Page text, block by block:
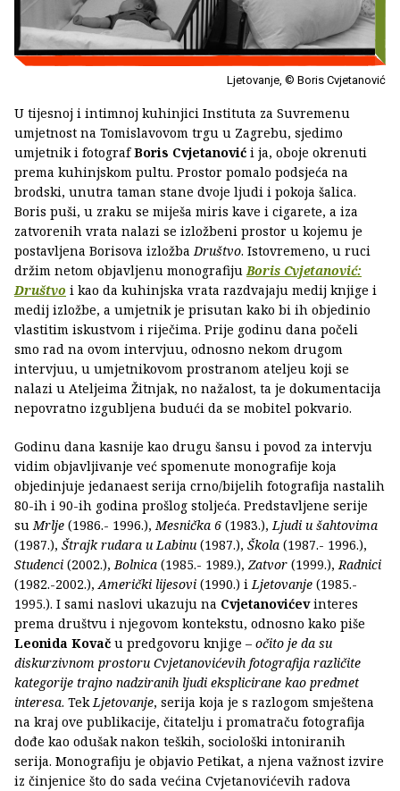
Ljetovanje, © Boris Cvjetanović
U tijesnoj i intimnoj kuhinjici Instituta za Suvremenu
umjetnost na Tomislavovom trgu u Zagrebu, sjedimo
umjetnik i fotografBoris Cvjetanović i ja, oboje okrenuti
prema kuhinjskom pultu. Prostor pomalo podsjeća na
brodski, unutra taman stane dvoje ljudi i pokoja šalica.
Boris puši, u zraku se miješa miris kave i cigarete, a iza
zatvorenih vrata nalazi se izložbeni prostor u kojemu je
postavljena Borisova izložbaDruštvo. Istovremeno, u ruci
držim netom objavljenu monografiju Boris Cvjetanović:
Društvo i kao da kuhinjska vrata razdvajaju medij knjige i
medij izložbe, a umjetnik je prisutan kako bi ih objedinio
vlastitim iskustvom i riječima. Prije godinu dana počeli
smo rad na ovom intervjuu, odnosno nekom drugom
intervjuu, u umjetnikovom prostranom ateljeu koji se
nalazi u Ateljeima Žitnjak, no nažalost, ta je dokumentacija
nepovratno izgubljena budući da se mobitel pokvario.
Godinu dana kasnije kao drugu šansu i povod za intervju
vidim objavljivanje već spomenute monografije koja
objedinjuje jedanaest serija crno/bijelih fotografija nastalih
80-ih i 90-ih godina prošlog stoljeća. Predstavljene serije
suMrlje (1986.- 1996.),Mesnička 6 (1983.),Ljudi u šahtovima
(1987.), Štrajk rudara u Labinu (1987.), Škola (1987.- 1996.),
Studenci (2002.),Bolnica (1985.- 1989.),Zatvor (1999.),Radnici
(1982.-2002.),Američki lijesovi (1990.) iLjetovanje (1985.-
1995.). I sami naslovi ukazuju na Cvjetanovićevinteres
prema društvu i njegovom kontekstu, odnosno kako piše
Leonida Kovač u predgovoru knjige – očito je da su
diskurzivnom prostoru Cvjetanovićevih fotografija različite
kategorije trajno nadziranih ljudi eksplicirane kao predmet
interesa. TekLjetovanje, serija koja je s razlogom smještena
na kraj ove publikacije, čitatelju i promatraču fotografija
dođe kao odušak nakon teških, sociološki intoniranih
serija. Monografiju je objavio Petikat, a njena važnost izvire
iz činjenice što do sada većina Cvjetanovićevih radova